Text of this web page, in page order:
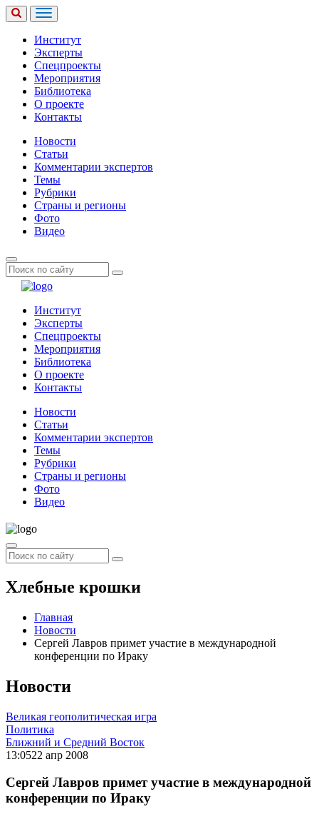
Институт
Эксперты
Спецпроекты
Мероприятия
Библиотека
О проекте
Контакты
Новости
Статьи
Комментарии экспертов
Темы
Рубрики
Страны и регионы
Фото
Видео
Институт
Эксперты
Спецпроекты
Мероприятия
Библиотека
О проекте
Контакты
Новости
Статьи
Комментарии экспертов
Темы
Рубрики
Страны и регионы
Фото
Видео
Хлебные крошки
Главная
Новости
Сергей Лавров примет участие в международной
конференции по Ираку
Новости
Великая геополитическая игра
Политика
Ближний и Средний Восток
13:0522 апр 2008
Сергей Лавров примет участие в международной
конференции по Ираку